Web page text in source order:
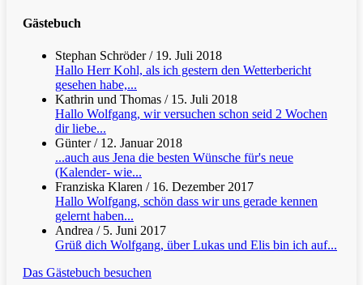
Gästebuch
Stephan Schröder/ 19. Juli 2018
Hallo Herr Kohl, als ich gestern den Wetterbericht
gesehen habe,...
Kathrin und Thomas / 15. Juli 2018
Hallo Wolfgang, wir versuchen schon seid 2 Wochen
dir liebe...
Günter/ 12. Januar 2018
...auch aus Jena die besten Wünsche für's neue
(Kalender- wie...
Franziska Klaren / 16. Dezember 2017
Hallo Wolfgang, schön dass wir uns gerade kennen
gelernt haben...
Andrea / 5. Juni 2017
Grüß dich Wolfgang, über Lukas und Elis bin ich auf...
Das Gästebuch besuchen